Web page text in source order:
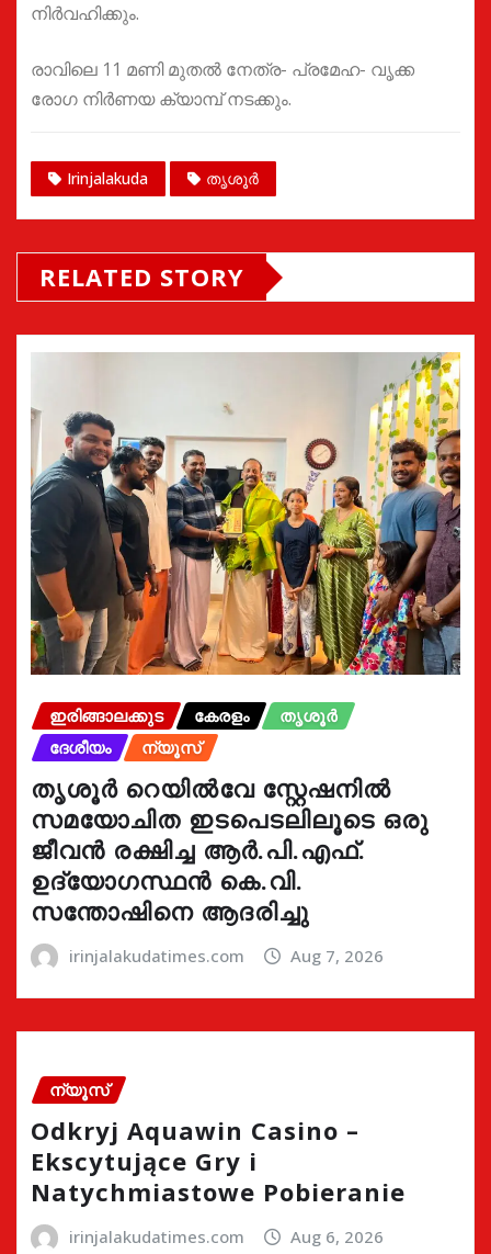
നിര്‍വഹിക്കും.
രാവിലെ 11 മണി മുതല്‍ നേത്ര- പ്രമേഹ- വൃക്ക
രോഗ നിര്‍ണയ ക്യാമ്പ് നടക്കും.
Irinjalakuda തൃശൂർ
RELATED STORY
ഇരിങ്ങാലക്കുട കേരളം
തൃശൂർ
ദേശീയം
ന്യൂസ്
തൃശൂർ റെയിൽവേ സ്റ്റേഷനിൽ
സമയോചിത ഇടപെടലിലൂടെ ഒരു
ജീവൻ രക്ഷിച്ച ആർ.പി.എഫ്.
ഉദ്യോഗസ്ഥൻ കെ.വി.
സന്തോഷിനെ ആദരിച്ചു
irinjalakudatimes.com Aug 7, 2026
ന്യൂസ്
Odkryj Aquawin Casino –
Ekscytujące Gry i
Natychmiastowe Pobieranie
irinjalakudatimes.com Aug 6, 2026